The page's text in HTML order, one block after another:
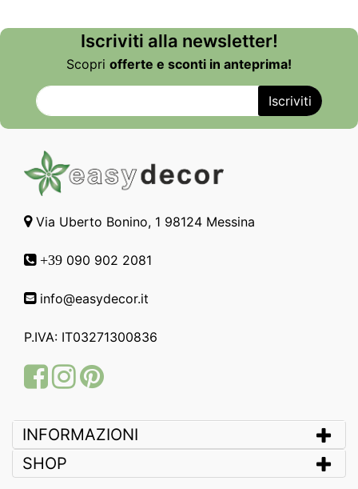
Iscriviti alla newsletter!
Scopri offerte e sconti in anteprima!
Via Uberto Bonino, 1 98124 Messina
+39 090 902 2081
info@easydecor.it
P.IVA: IT03271300836
FacebookInstagram
Pinterest
INFORMAZIONI
SHOP